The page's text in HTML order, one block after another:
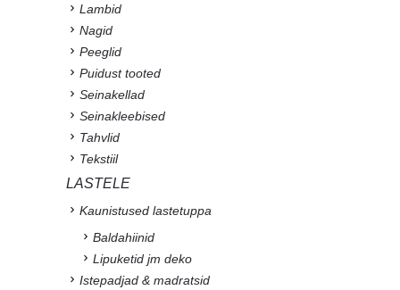
Lambid
Nagid
Peeglid
Puidust tooted
Seinakellad
Seinakleebised
Tahvlid
Tekstiil
LASTELE
Kaunistused lastetuppa
Baldahiinid
Lipuketid jm deko
Istepadjad & madratsid